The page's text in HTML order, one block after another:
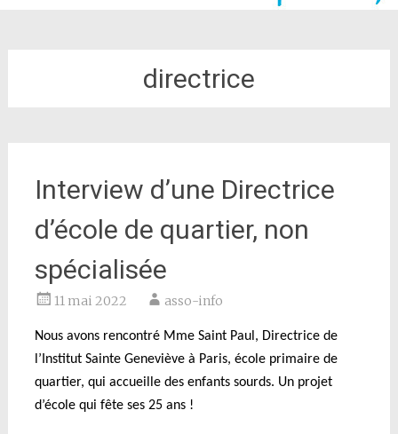
directrice
Interview d’une Directrice
d’école de quartier, non
spécialisée
11 mai 2022 asso-info
Nous avons rencontré Mme Saint Paul, Directrice de
l’Institut Sainte Geneviève à Paris, école primaire de
quartier, qui accueille des enfants sourds. Un projet
d’école qui fête ses 25 ans !